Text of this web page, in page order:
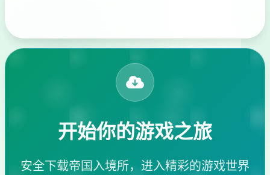
开始你的游戏之旅
安全下载帝国入境所，进入精彩的游戏世界